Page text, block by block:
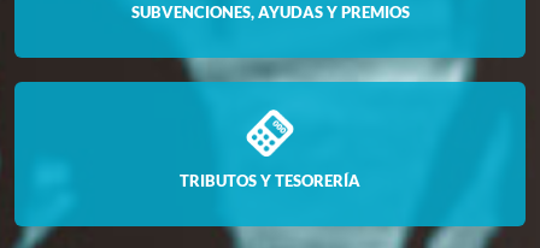
SUBVENCIONES, AYUDAS Y PREMIOS
TRIBUTOS Y TESORERÍA